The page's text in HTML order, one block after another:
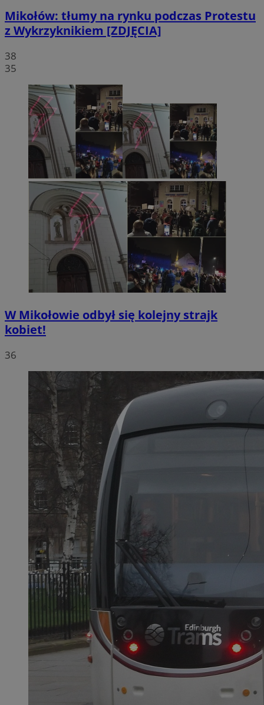
Mikołów: tłumy na rynku podczas Protestu
z Wykrzyknikiem [ZDJĘCIA]
38
35
W Mikołowie odbył się kolejny strajk
kobiet!
36